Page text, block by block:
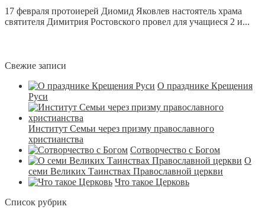
17 февраля протоиерей Диомид Яковлев настоятель храма
святителя Димитрия Ростовского провел для учащиеся 2 и...
Свежие записи
О празднике Крещения
Руси
Институт Семьи через призму православного
христианства
Сотворчество с Богом
О
семи Великих Таинствах Православной церкви
Что такое Церковь
Список рубрик